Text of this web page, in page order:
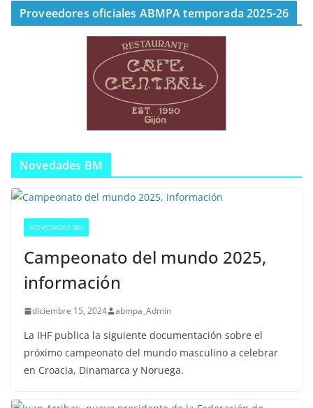
Proveedores oficiales ABMPA temporada 2025-26
Novedades BM
NOVEDADES BM
Campeonato del mundo 2025,
información
diciembre 15, 2024 abmpa_Admin
La IHF publica la siguiente documentación sobre el
próximo campeonato del mundo masculino a celebrar
en Croacia, Dinamarca y Noruega.